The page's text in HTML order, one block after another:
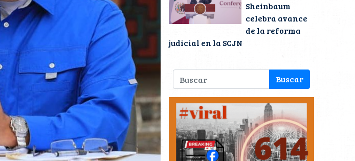
Sheinbaum
celebra avance
de la reforma
judicial en la SCJN